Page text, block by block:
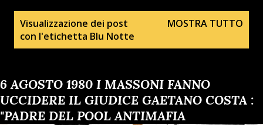
t
Visualizzazione dei post
con l'etichetta Blu Notte
MOSTRA TUTTO
6 AGOSTO 1980 I MASSONI FANNO
UCCIDERE IL GIUDICE GAETANO COSTA :
"PADRE DEL POOL ANTIMAFIA